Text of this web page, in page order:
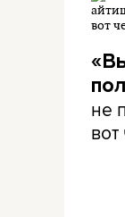
не